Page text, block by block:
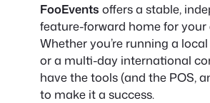
FooEvents offers a stable,
feature-forward home for your
Whether you’re running a
or a multi-day international
have the tools (and the POS,
to make it a success.